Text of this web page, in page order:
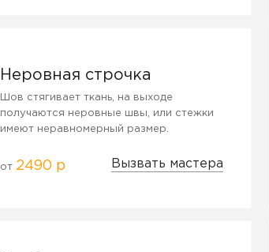
Неровная строчка
Шов стягивает ткань, на выходе
получаются неровные швы, или стежки
имеют неравномерный размер.
от 2490 р Вызвать мастера